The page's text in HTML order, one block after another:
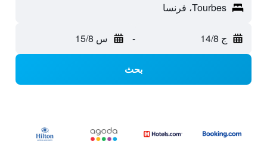
Tourbes، فرنسا
ج 14/8 - س 15/8
بحث